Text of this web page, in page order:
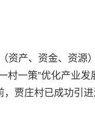
资产、资金、资源
村一策”优化产业发
贾庄村已成功引